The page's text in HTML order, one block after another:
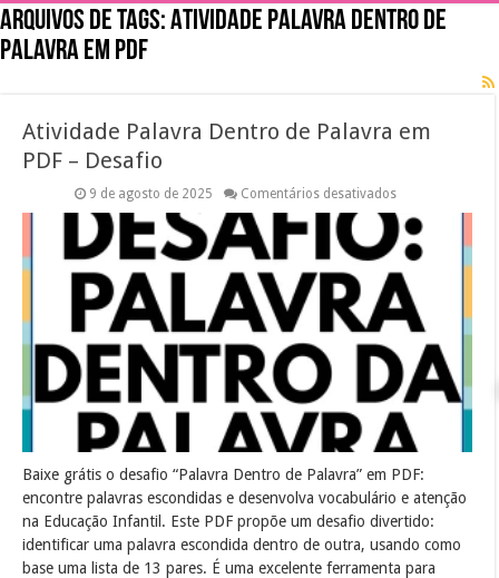
Arquivos de tags:Atividade Palavra Dentro de
Palavra em PDF
Atividade Palavra Dentro de Palavra em
PDF – Desafio
9 de agosto de 2025 Comentários desativadosem
Palavra
Dentro
de
Palavra
em
PDF
–
Desafio
Baixe grátis o desafio “Palavra Dentro de Palavra” em PDF:
encontre palavras escondidas e desenvolva vocabulário e atenção
na Educação Infantil. Este PDF propõe um desafio divertido:
identificar uma palavra escondida dentro de outra, usando como
base uma lista de 13 pares. É uma excelente ferramenta para